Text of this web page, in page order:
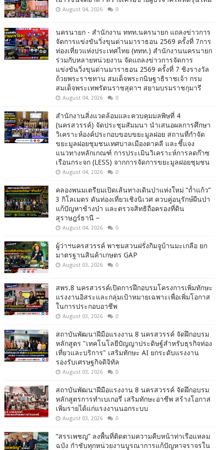
August 04, 2026 0
นครนายก - สำนักงาน ททท.นครนายก แถลงข่าวการ
จัดการแข่งขันวิ่งขุนด่านมาราธอน 2569 ครั้งที่ 7การ
ท่องเที่ยวแห่งประเทศไทย (ททท.) สำนักงานนครนายก
ร่วมกับหลายหน่วยงาน จัดแถลงข่าวการจัดการ
แข่งขันวิ่งขุนด่านมาราธอน 2569 ครั้งที่ 7 ชิงรางวัล
ถ้วยพระราชทาน สมเด็จพระกนิษฐาธิราชเจ้า กรม
สมเด็จพระเทพรัตนราชสุดาฯ สยามบรมราชกุมารี
August 04, 2026 0
สำนักงานสิ่งแวดล้อมและควบคุมมลพิษที่ 4
(นครสวรรค์) จัดประชุมสัมมนา นำเสนอผลการศึกษา
วิเคราะห์องค์ประกอบขอบขยะมูลฝอย สถานที่กำจัด
ขยะมูลฝอยชุมชนเทศบาลเมืองตาคลี และชี้แจง
แนวทางหลักเกณฑ์ การประเมินวิเคราะห์การลดก๊าซ
เรือนกระจก (LESS) จากการจัดการขยะมูลฝอยชุมชน
August 04, 2026 0
คลองพนมเตรียมเปิดเส้นทางเดินป่าแห่งใหม่ “ถ้ำแก้ว”
3 กิโลเมตร ดันท่องเที่ยวเชิงนิเวศ ควบคู่อนุรักษ์ผืนป่า
แก้ปัญหาช้างป่า และตรวจสิทธิถือครองที่ดิน
สุราษฎร์ธานี –
August 04, 2026 0
ผู้ว่าฯนครสวรรค์ พาชมสวนฝรั่งกิมจูบ้านมะเกลือ ยก
มาตรฐานสินค้าเกษตร GAP
August 03, 2026 0
สพร.8 นครสวรรค์เปิดการฝึกอบรมโครงการเพิ่มทักษะ
แรงงานอิสระและกลุ่มเป้าหมายเฉพาะเพื่อเพิ่มโอกาส
ในการประกอบอาชีพ
August 03, 2026 0
สถาบันพัฒนาฝีมือแรงงาน 8 นครสวรรค์ จัดฝึกอบรม
หลักสูตร "เทคโนโลยีปัญญาประดิษฐ์สำหรับธุรกิจท่อง
เที่ยวและบริการ" เสริมทักษะ AI ยกระดับแรงงาน
รองรับเศรษฐกิจดิจิทัล
August 03, 2026 0
สถาบันพัฒนาฝีมือแรงงาน 8 นครสวรรค์ จัดฝึกอบรม
หลักสูตรการทำเบเกอรี่ เสริมทักษะอาชีพ สร้างโอกาส
เพิ่มรายได้แก่แรงงานนอกระบบ
August 03, 2026 0
“สรรเพชญ” ลงพื้นที่ติดตามความคืบหน้าท่าเรือแหลม
ฉบัง กำชับทุกหน่วยงานบูรณาการแก้ปัญหาจราจรใน